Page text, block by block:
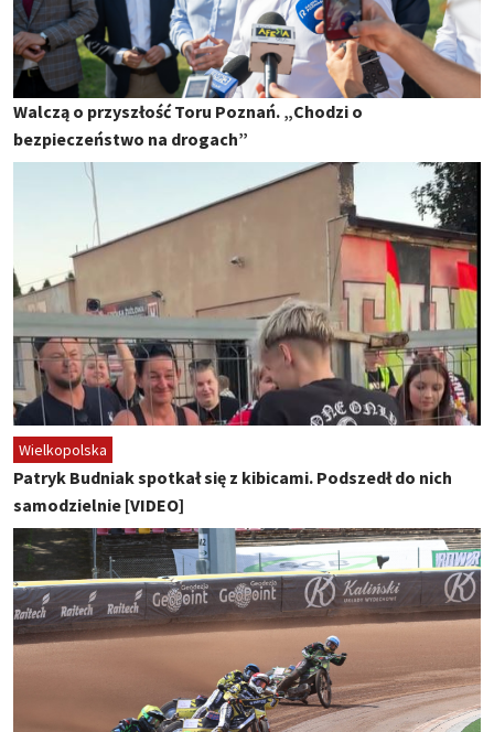
Walczą o przyszłość Toru Poznań. „Chodzi o
bezpieczeństwo na drogach”
Wielkopolska
Patryk Budniak spotkał się z kibicami. Podszedł do nich
samodzielnie [VIDEO]